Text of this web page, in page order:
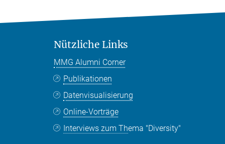
Nützliche Links
MMG Alumni Corner
Publikationen
Datenvisualisierung
Online-Vorträge
Interviews zum Thema "Diversity"